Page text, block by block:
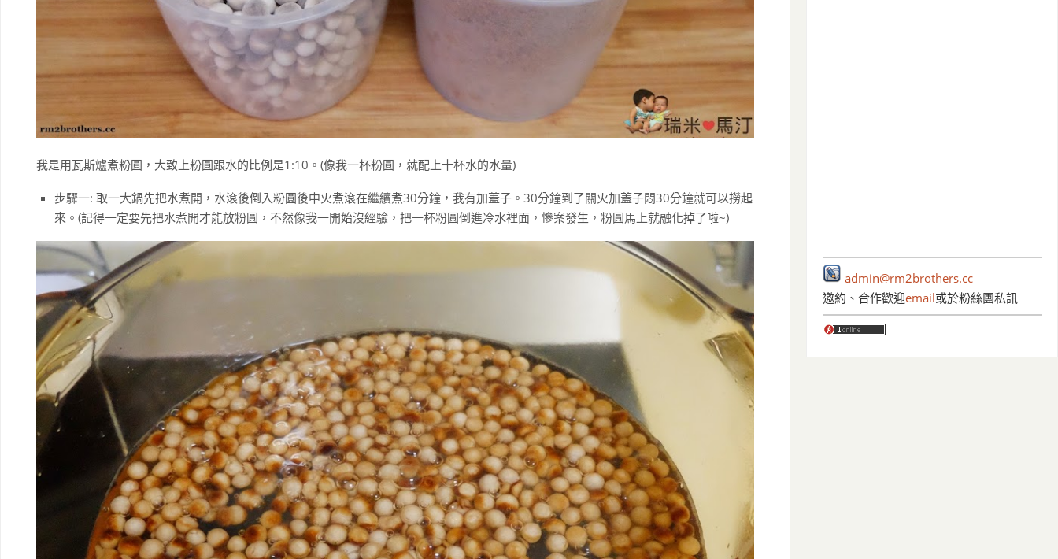
我是用瓦斯爐煮粉圓，大致上粉圓跟水的比例是1:10。(像我一杯粉圓，就配上十杯水的水量)
步驟一: 取一大鍋先把水煮開，水滾後倒入粉圓後中火煮滾在繼續煮30分鐘，我有加蓋子。30分鐘到了關火加蓋子悶30分鐘就可以撈起
來。(記得一定要先把水煮開才能放粉圓，不然像我一開始沒經驗，把一杯粉圓倒進冷水裡面，慘案發生，粉圓馬上就融化掉了啦~)
admin@rm2brothers.cc
邀約、合作歡迎email或於粉絲團私訊